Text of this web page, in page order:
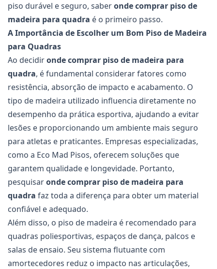
piso durável e seguro, saberonde comprar piso de
madeira para quadra é o primeiro passo.
A Importância de Escolher um Bom Piso de Madeira
para Quadras
Ao decidironde comprar piso de madeira para
quadra, é fundamental considerar fatores como
resistência, absorção de impacto e acabamento. O
tipo de madeira utilizado influencia diretamente no
desempenho da prática esportiva, ajudando a evitar
lesões e proporcionando um ambiente mais seguro
para atletas e praticantes. Empresas especializadas,
como a Eco Mad Pisos, oferecem soluções que
garantem qualidade e longevidade. Portanto,
pesquisaronde comprar piso de madeira para
quadra faz toda a diferença para obter um material
confiável e adequado.
Além disso, o piso de madeira é recomendado para
quadras poliesportivas, espaços de dança, palcos e
salas de ensaio. Seu sistema flutuante com
amortecedores reduz o impacto nas articulações,